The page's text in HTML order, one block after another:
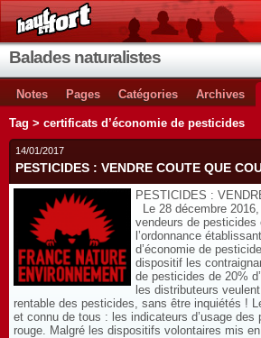
Balades naturalistes
Notes Pages Catégories Archives
Tag > certificats d’économie de pesticides
14/01/2017
PESTICIDES : VENDRE COUTE QUE
PESTICIDES :
Le 28 décembre
vendeurs de pesticides
l’ordonnance
d’économie de
dispositif les
de pesticides de 20%
les distributeurs
rentable des pesticides, sans être inquiétés !
et connu de tous : les indicateurs d’usage
rouge. Malgré les dispositifs volontaires mis